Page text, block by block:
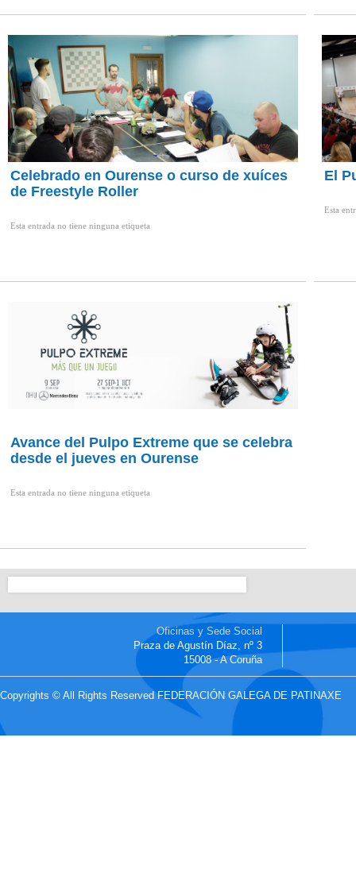
Celebrado en Ourense o curso de xuíces
de Freestyle Roller
Esta entrada no tiene ninguna etiqueta
El
Esta
Avance del Pulpo Extreme que se celebra
desde el jueves en Ourense
Esta entrada no tiene ninguna etiqueta
Oficinas y Sede Social
Praza de Agustín Díaz, nº 3
15008 - A Coruña
Copyrights © All Rights Reserved FEDERACIÓN GALEGA DE PATINAXE